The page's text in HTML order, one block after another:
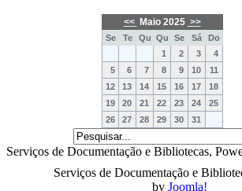
<< Maio 2025 >>
Se Te Qu Qu Se Sá
Do
1
2 3
4
5
6 7 8 9 10
11
12
13 14 15 16 17
18
19
20 21 22 23 24
25
26
27 28 29 30 31
Serviços de Documentação e Bibliotecas,
Serviços de Documentação e
by Joomla!